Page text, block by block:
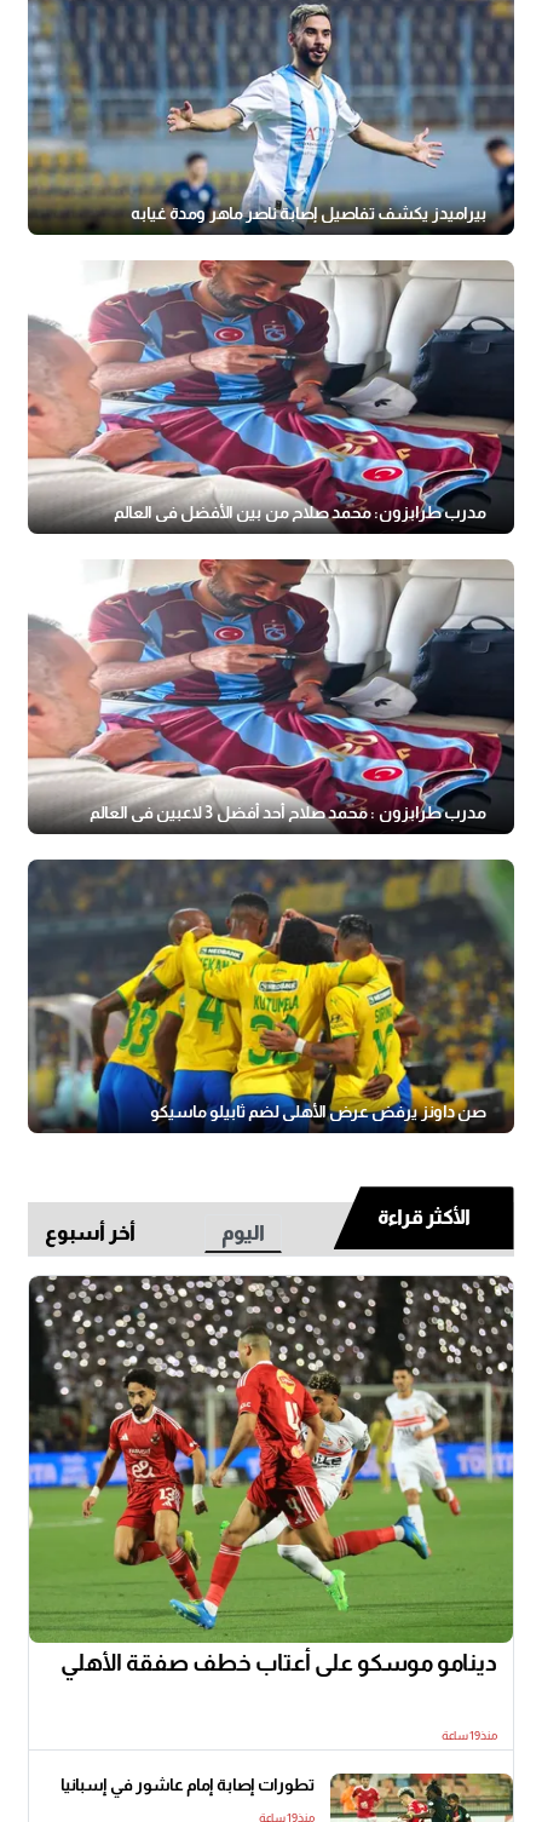
بيراميدز يكشف تفاصيل إصابة ناصر ماهر ومدة غيابه
مدرب طرابزون: محمد صلاح من بين الأفضل فى العالم
مدرب طرابزون : محمد صلاح أحد أفضل 3 لاعبين في العالم
صن داونز يرفض عرض الأهلي لضم ثابيلو ماسيكو
الأكثر قراءة
اليوم أخر أسبوع
دينامو موسكو على أعتاب خطف صفقة الأهلي
منذ19 ساعة
تطورات إصابة إمام عاشور في إسبانيا
منذ19 ساعة